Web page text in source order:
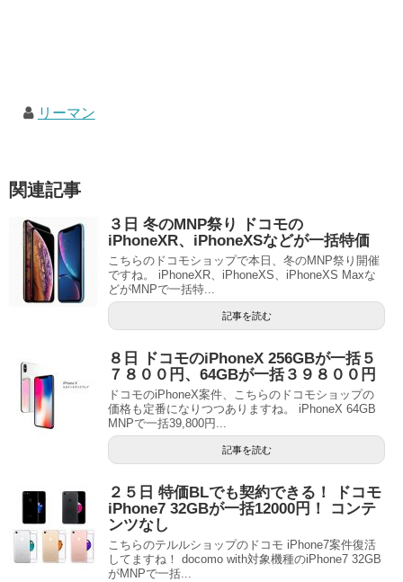
リーマン
関連記事
３日 冬のMNP祭り ドコモの
iPhoneXR、iPhoneXSなどが一括特価
こちらのドコモショップで本日、冬のMNP祭り開催
ですね。 iPhoneXR、iPhoneXS、iPhoneXS Maxな
どがMNPで一括特...
記事を読む
８日 ドコモのiPhoneX 256GBが一括５
７８００円、64GBが一括３９８００円
ドコモのiPhoneX案件、こちらのドコモショップの
価格も定番になりつつありますね。 iPhoneX 64GB
MNPで一括39,800円...
記事を読む
２５日 特価BLでも契約できる！ ドコモ
iPhone7 32GBが一括12000円！ コンテ
ンツなし
こちらのテルルショップのドコモ iPhone7案件復活
してますね！ docomo with対象機種のiPhone7 32GB
がMNPで一括...